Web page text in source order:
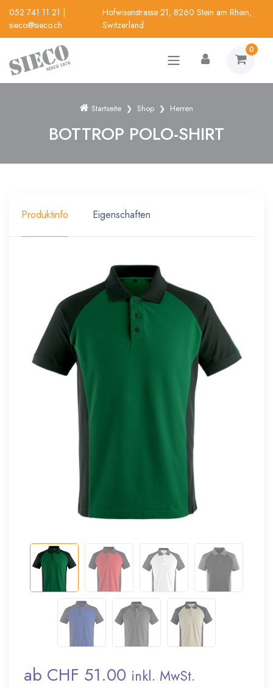
052 741 11 21
sieco@sieco.ch
Hofwisenstrasse 21, 8260 Stein am Rhein,
Switzerland
0
Startseite Shop Herren
BOTTROP POLO-SHIRT
Produktinfo Eigenschaften
ab CHF 51.00 inkl. MwSt.